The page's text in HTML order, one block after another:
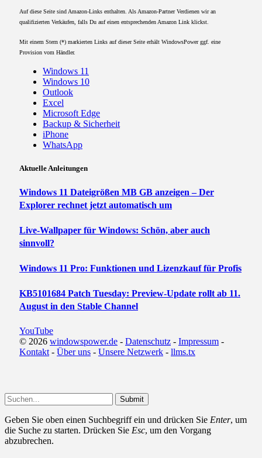
Auf diese Seite sind Amazon-Links enthalten. Als Amazon-Partner Verdienen wir an
qualifizierten Verkäufen, falls Du auf einen entsprechenden Amazon Link klickst.
Mit einem Stern (*) markierten Links auf dieser Seite erhält WindowsPower ggf. eine
Provision vom Händler.
Windows 11
Windows 10
Outlook
Excel
Microsoft Edge
Backup & Sicherheit
iPhone
WhatsApp
Aktuelle Anleitungen
Windows 11 Dateigrößen MB GB anzeigen – Der
Explorer rechnet jetzt automatisch um
Live-Wallpaper für Windows: Schön, aber auch
sinnvoll?
Windows 11 Pro: Funktionen und Lizenzkauf für Profis
KB5101684 Patch Tuesday: Preview-Update rollt ab 11.
August in den Stable Channel
YouTube
© 2026 windowspower.de - Datenschutz - Impressum -
Kontakt - Über uns - Unsere Netzwerk - llms.tx
Submit
Geben Sie oben einen Suchbegriff ein und drücken Sie Enter, um
die Suche zu starten. Drücken Sie Esc, um den Vorgang
abzubrechen.